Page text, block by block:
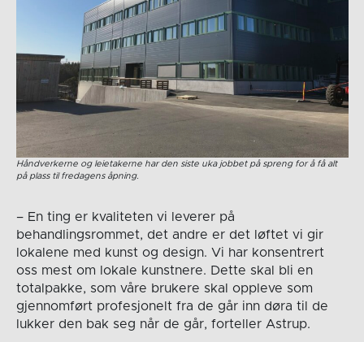
Håndverkerne og leietakerne har den siste uka jobbet på spreng for å få alt
på plass til fredagens åpning.
– En ting er kvaliteten vi leverer på
behandlingsrommet, det andre er det løftet vi gir
lokalene med kunst og design. Vi har konsentrert
oss mest om lokale kunstnere. Dette skal bli en
totalpakke, som våre brukere skal oppleve som
gjennomført profesjonelt fra de går inn døra til de
lukker den bak seg når de går, forteller Astrup.